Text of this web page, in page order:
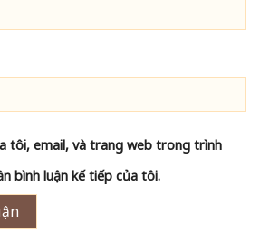
tôi, email, và trang web trong trình
bình luận kế tiếp của tôi.